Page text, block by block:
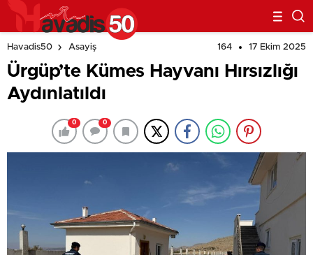
Havadis50 Asayiş 164 17 Ekim 2025
Ürgüp’te Kümes Hayvanı Hırsızlığı
Aydınlatıldı
0 0